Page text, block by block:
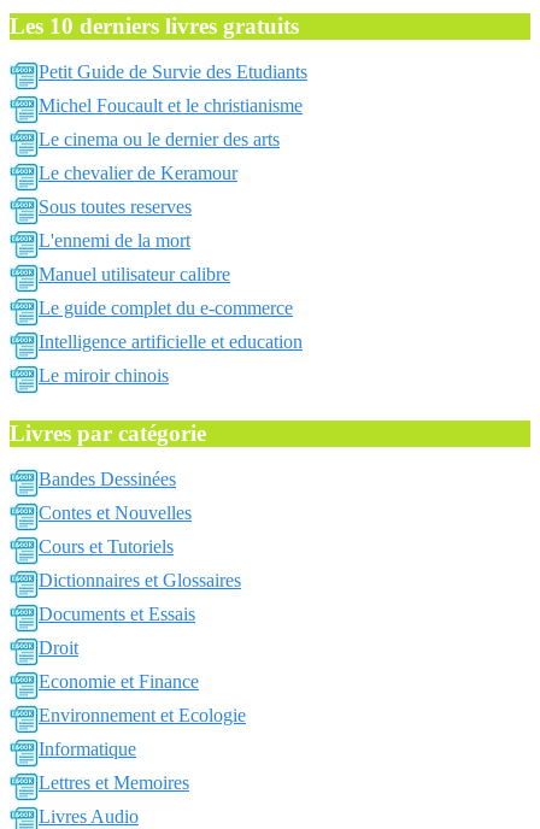
Les 10 derniers livres gratuits
Petit Guide de Survie des Etudiants
Michel Foucault et le christianisme
Le cinema ou le dernier des arts
Le chevalier de Keramour
Sous toutes reserves
L'ennemi de la mort
Manuel utilisateur calibre
Le guide complet du e-commerce
Intelligence artificielle et education
Le miroir chinois
Livres par catégorie
Bandes Dessinées
Contes et Nouvelles
Cours et Tutoriels
Dictionnaires et Glossaires
Documents et Essais
Droit
Economie et Finance
Environnement et Ecologie
Informatique
Lettres et Memoires
Livres Audio